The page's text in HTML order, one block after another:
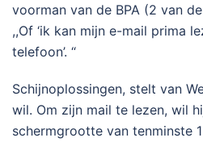
voorman van de BPA (2 van
,,Of ‘ik kan mijn e-mail prima
telefoon’. “
Schijnoplossingen, stelt van
wil. Om zijn mail te lezen, wil
schermgrootte van tenminste